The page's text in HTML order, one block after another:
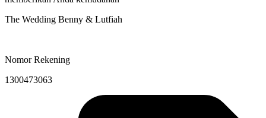
The Wedding Benny & Lutfiah
Nomor Rekening
1300473063